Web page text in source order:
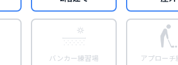
バンカー練習場 アプローチ